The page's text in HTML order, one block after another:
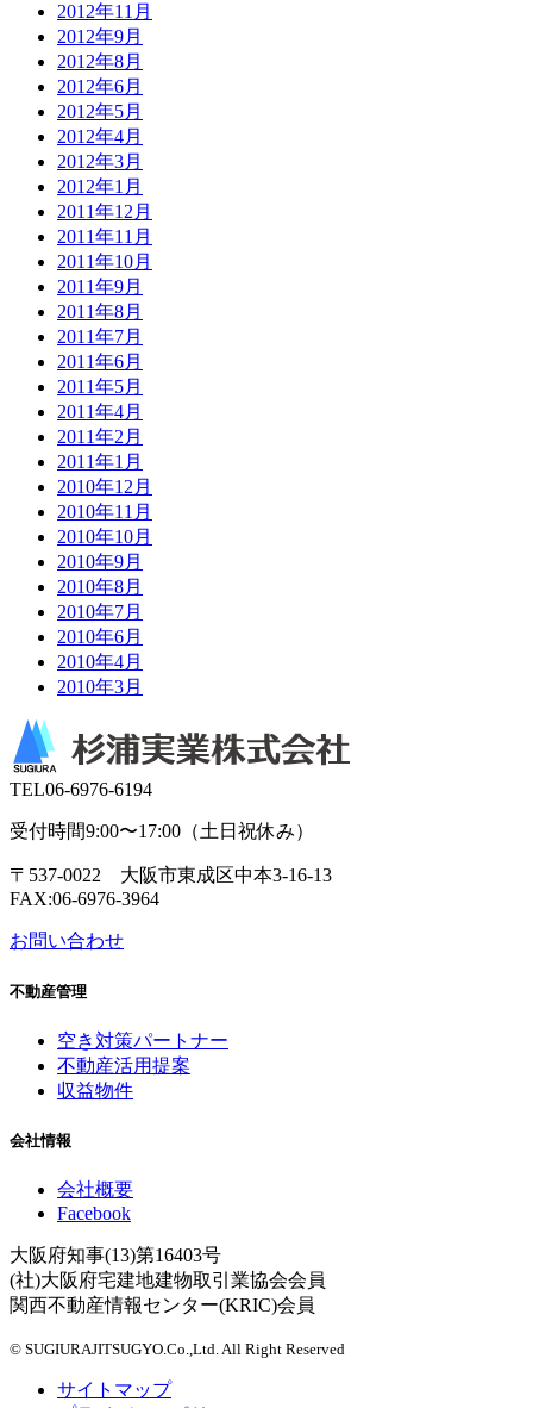
2012年11月
2012年9月
2012年8月
2012年6月
2012年5月
2012年4月
2012年3月
2012年1月
2011年12月
2011年11月
2011年10月
2011年9月
2011年8月
2011年7月
2011年6月
2011年5月
2011年4月
2011年2月
2011年1月
2010年12月
2010年11月
2010年10月
2010年9月
2010年8月
2010年7月
2010年6月
2010年4月
2010年3月
TEL06-6976-6194
受付時間9:00〜17:00（土日祝休み）
〒537-0022 大阪市東成区中本3-16-13
FAX:06-6976-3964
お問い合わせ
不動産管理
空き対策パートナー
不動産活用提案
収益物件
会社情報
会社概要
Facebook
大阪府知事(13)第16403号
(社)大阪府宅建地建物取引業協会会員
関西不動産情報センター(KRIC)会員
© SUGIURAJITSUGYO.Co.,Ltd. All Right Reserved
サイトマップ